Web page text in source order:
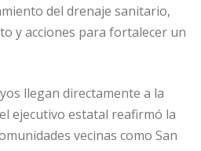
del drenaje sanitario,
y acciones para fortalecer un
llegan directamente a la
ejecutivo estatal reafirmó la
vecinas como San